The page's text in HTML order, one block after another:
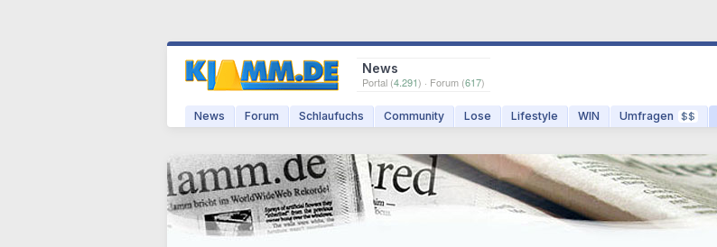
News
Portal (4.291) · Forum (617)
News Forum Schlaufuchs Community Lose Lifestyle WIN Umfragen $$